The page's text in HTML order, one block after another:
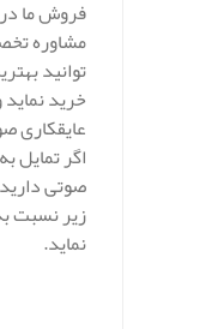
فروش ما
مشاوره
توانید
خرید
عایقکاری
اگر تمایل
صوتی
زیر نسبت
نماید.